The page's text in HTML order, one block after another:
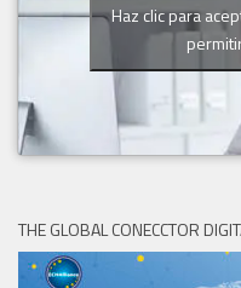
Haz clic para
THE GLOBAL CONECCTOR